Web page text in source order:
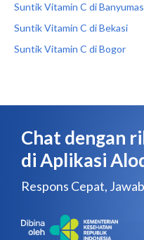
Suntik Vitamin C di Banyumas
Suntik Vitamin C di Bekasi
Suntik Vitamin C di Bogor